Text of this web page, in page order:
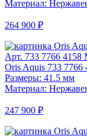
Материал:
264 900 ₽
Арт. 733 7766 4158
Oris Aquis 733 7766
Размеры: 41.5 мм
Материал:
247 900 ₽